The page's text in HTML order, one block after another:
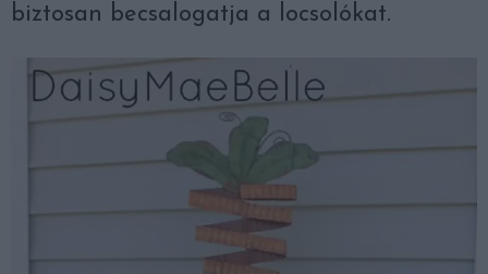
biztosan becsalogatja a locsolókat.